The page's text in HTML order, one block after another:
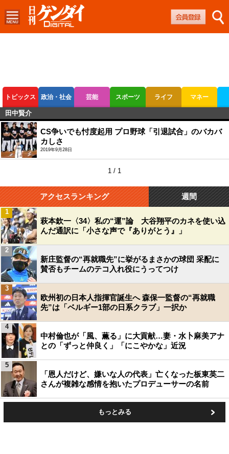
トピックス 政治・社会 芸能 スポーツ ライフ マネー
ボートレース
田中賢介
CS争いでも忖度起用 プロ野球「引退試合」のバカバ
カしさ
2019年9月28日
1 / 1
アクセスランキング 週間
萩本欽一〈34〉私の“運”論 大谷翔平のカネを使い込
んだ通訳に「小さな声で『ありがとう』」
1
新庄監督の“再就職先”に挙がるまさかの球団 采配に
賛否もチームのテコ入れ役にうってつけ
2
欧州初の日本人指揮官誕生へ 森保一監督の“再就職
先”は「ベルギー1部の日系クラブ」一択か
3
中村倫也が「風、薫る」に大貢献…妻・水卜麻美アナ
との「ずっと仲良く」「にこやかな」近況
4
「恩人だけど、嫌いな人の代表」亡くなった板東英二
さんが複雑な感情を抱いたプロデューサーの名前
5
もっとみる